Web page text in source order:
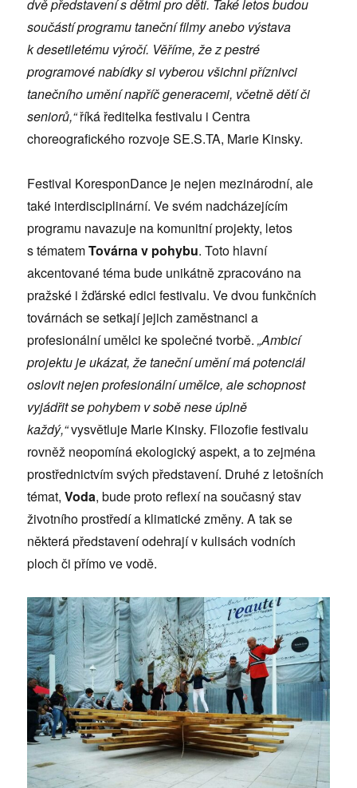
dvě představení s dětmi pro děti. Také letos budou
součástí programu taneční filmy anebo výstava
k desetiletému výročí. Věříme, že z pestré
programové nabídky si vyberou všichni příznivci
tanečního umění napříč generacemi, včetně dětí či
seniorů,“říká ředitelka festivalu i Centra
choreografického rozvoje SE.S.TA, Marie Kinsky.
Festival KoresponDance je nejen mezinárodní, ale
také interdisciplinární. Ve svém nadcházejícím
programu navazuje na komunitní projekty, letos
s tématemTovárna v pohybu. Toto hlavní
akcentované téma bude unikátně zpracováno na
pražské i žďárské edici festivalu. Ve dvou funkčních
továrnách se setkají jejich zaměstnanci a
profesionální umělci ke společné tvorbě.„Ambicí
projektu je ukázat, že taneční umění má potenciál
oslovit nejen profesionální umělce, ale schopnost
vyjádřit se pohybem v sobě nese úplně
každý,“vysvětluje Marie Kinsky. Filozofie festivalu
rovněž neopomíná ekologický aspekt, a to zejména
prostřednictvím svých představení. Druhé z letošních
témat,Voda, bude proto reflexí na současný stav
životního prostředí a klimatické změny. A tak se
některá představení odehrají v kulisách vodních
ploch či přímo ve vodě.